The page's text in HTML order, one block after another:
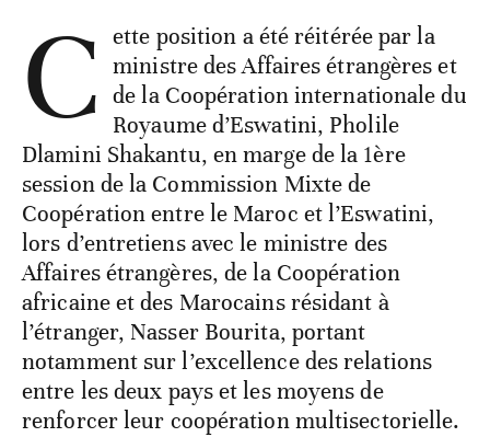
C ette position a été réitérée par la
ministre des Affaires étrangères et
de la Coopération internationale du
Royaume d’Eswatini, Pholile
Dlamini Shakantu, en marge de la 1ère
session de la Commission Mixte de
Coopération entre le Maroc et l’Eswatini,
lors d’entretiens avec le ministre des
Affaires étrangères, de la Coopération
africaine et des Marocains résidant à
l’étranger, Nasser Bourita, portant
notamment sur l’excellence des relations
entre les deux pays et les moyens de
renforcer leur coopération multisectorielle.